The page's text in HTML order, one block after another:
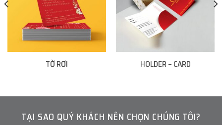
TỜ RƠI HOLDER – CARD
TẠI SAO QUÝ KHÁCH NÊN CHỌN CHÚNG TÔI?